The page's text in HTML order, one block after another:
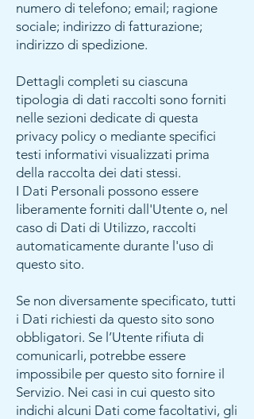
numero di telefono; email; ragione
sociale; indirizzo di fatturazione;
indirizzo di spedizione.
Dettagli completi su ciascuna
tipologia di dati raccolti sono forniti
nelle sezioni dedicate di questa
privacy policy o mediante specifici
testi informativi visualizzati prima
della raccolta dei dati stessi.
I Dati Personali possono essere
liberamente forniti dall'Utente o, nel
caso di Dati di Utilizzo, raccolti
automaticamente durante l'uso di
questo sito.
Se non diversamente specificato, tutti
i Dati richiesti da questo sito sono
obbligatori. Se l’Utente rifiuta di
comunicarli, potrebbe essere
impossibile per questo sito fornire il
Servizio. Nei casi in cui questo sito
indichi alcuni Dati come facoltativi, gli